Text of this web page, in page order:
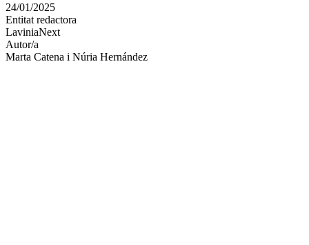
altres
xarxes
socials
24/01/2025
Entitat redactora
LaviniaNext
Autor/a
Marta Catena i Núria Hernández